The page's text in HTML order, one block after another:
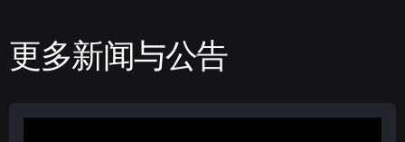
更多新闻与公告